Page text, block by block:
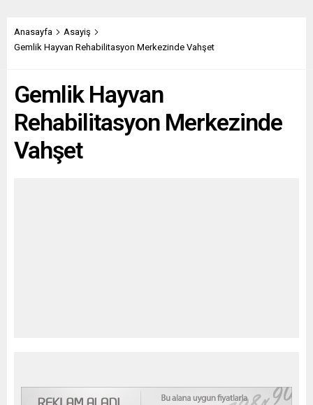
Anasayfa
Asayiş
Gemlik Hayvan Rehabilitasyon Merkezinde Vahşet
Gemlik Hayvan
Rehabilitasyon Merkezinde
Vahşet